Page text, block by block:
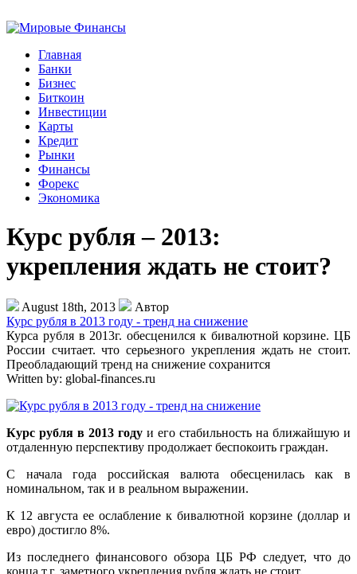
Главная
Банки
Бизнес
Биткоин
Инвестиции
Карты
Кредит
Рынки
Финансы
Форекс
Экономика
Курс рубля – 2013:
укрепления ждать не стоит?
August 18th, 2013
Автор
Курс рубля в 2013 году - тренд на снижение
Курса рубля в 2013г. обесценился к бивалютной корзине. ЦБ
России считает. что серьезного укрепления ждать не стоит.
Преобладающий тренд на снижение сохранится
Written by: global-finances.ru
Курс рубля в 2013 году и его стабильность на ближайшую и
отдаленную перспективу продолжает беспокоить граждан.
С начала года российская валюта обесценилась как в
номинальном, так и в реальном выражении.
К 12 августа ее ослабление к бивалютной корзине (доллар и
евро) достигло 8%.
Из последнего финансового обзора ЦБ РФ следует, что до
конца т.г. заметного укрепления рубля ждать не стоит.